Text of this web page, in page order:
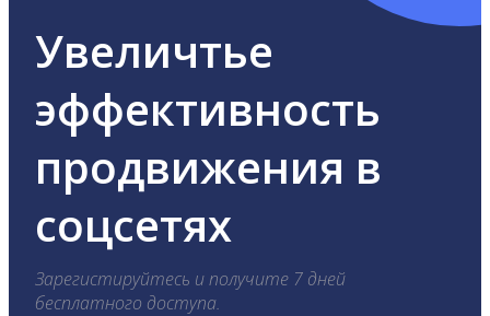
Увеличтье
эффективность
продвижения в
соцсетях
Зарегистируйтесь и получите 7 дней
бесплатного доступа.